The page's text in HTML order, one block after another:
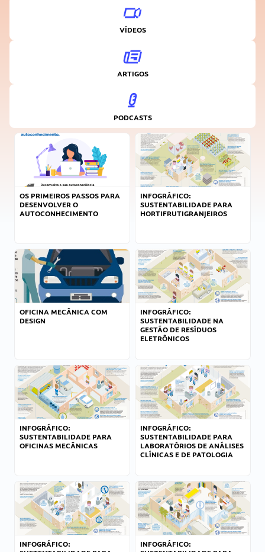
VÍDEOS
ARTIGOS
PODCASTS
OS PRIMEIROS PASSOS PARA
DESENVOLVER O
AUTOCONHECIMENTO
INFOGRÁFICO:
SUSTENTABILIDADE PARA
HORTIFRUTIGRANJEIROS
OFICINA MECÂNICA COM
DESIGN
INFOGRÁFICO:
SUSTENTABILIDADE NA
GESTÃO DE RESÍDUOS
ELETRÔNICOS
INFOGRÁFICO:
SUSTENTABILIDADE PARA
OFICINAS MECÂNICAS
INFOGRÁFICO:
SUSTENTABILIDADE PARA
LABORATÓRIOS DE ANÁLISES
CLÍNICAS E DE PATOLOGIA
INFOGRÁFICO:
INFOGRÁFICO: